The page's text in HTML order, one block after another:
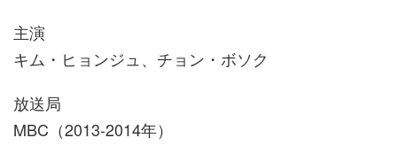
主演
キム・ヒョンジュ、チョン・ボソク
放送局
MBC（2013-2014年）